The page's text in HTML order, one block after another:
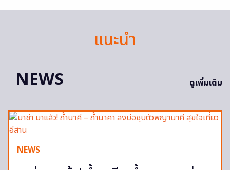
แนะนำ
NEWS
ดูเพิ่มเติม
NEWS